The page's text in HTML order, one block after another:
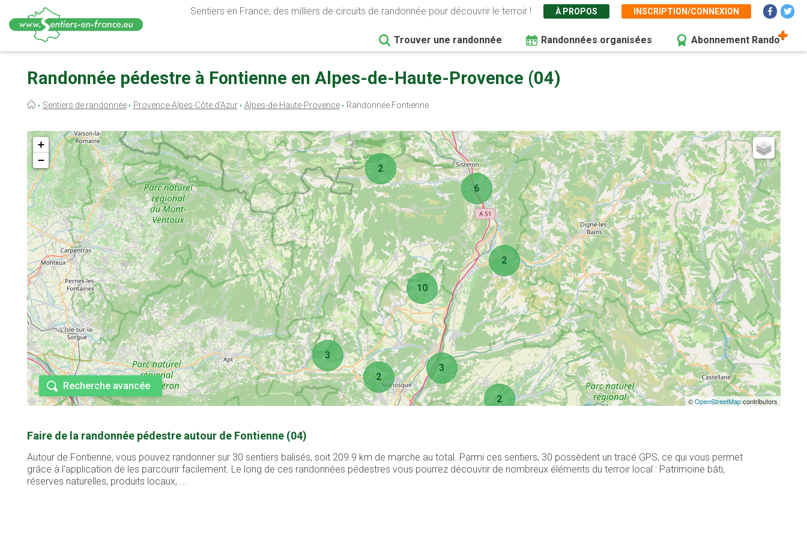
contenu
Sentiers en France, des milliers de circuits de randonnée pour découvrir le terroir ! À PROPOS INSCRIPTION/CONNEXION
Trouver une randonnée Randonnées organisées Abonnement Rando
Randonnée pédestre à Fontienne en Alpes-de-Haute-Provence (04)
Fil
Sentiers de randonnée Provence-Alpes-Côte d'Azur Alpes-de-Haute-Provence Randonnée Fontienne
2
2
3
6
2
2
3
10
+
−
©OpenStreetMapcontributors
Recherche avancée
Faire de la randonnée pédestre autour de Fontienne (04)
Autour de Fontienne, vous pouvez randonner sur 30 sentiers balisés, soit 209.9 km de marche au total. Parmi ces sentiers, 30 possèdent un tracé GPS, ce qui vous permet
grâce à l'application de les parcourir facilement. Le long de ces randonnées pédestres vous pourrez découvrir de nombreux éléments du terroir local : Patrimoine bâti,
réserves naturelles, produits locaux, ...